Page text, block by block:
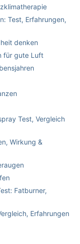
Test, Erfahrungen,
denken
für gute Luft
Test, Vergleich
Wirkung &
Fatburner,
Erfahrungen